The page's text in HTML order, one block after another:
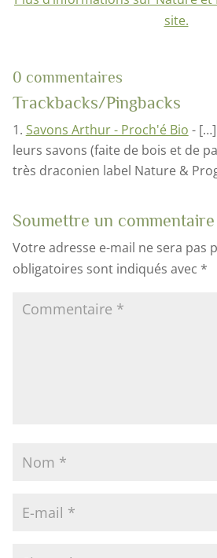
site.
0 commentaires
Trackbacks/Pingbacks
Savons Arthur - Proch'é Bio -
leurs savons (faite de bois et de
très draconien label Nature &
Soumettre un commentaire
Votre adresse e-mail ne sera pas
obligatoires sont indiqués avec *